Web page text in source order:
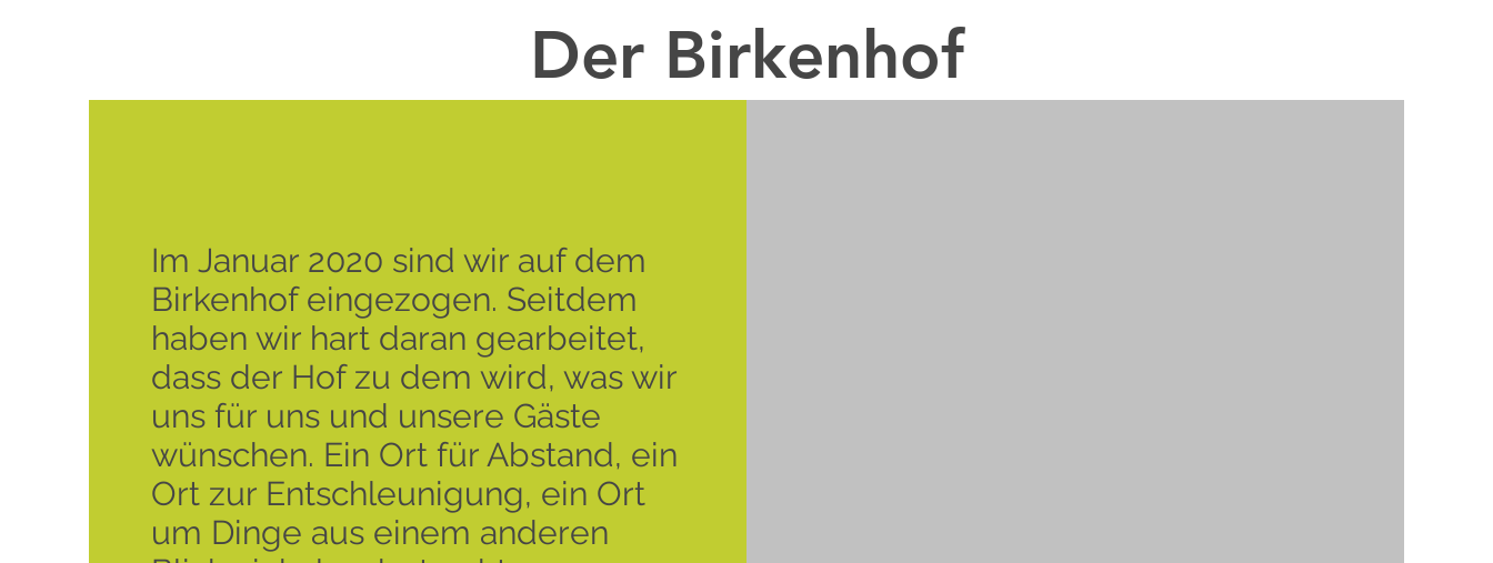
Der Birkenhof
Im Januar 2020 sind wir auf dem
Birkenhof eingezogen. Seitdem
haben wir hart daran gearbeitet,
dass der Hof zu dem wird, was wir
uns für uns und unsere Gäste
wünschen. Ein Ort für Abstand, ein
Ort zur Entschleunigung, ein Ort
um Dinge aus einem anderen